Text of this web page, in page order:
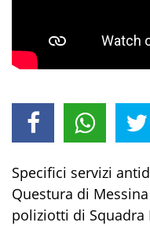
Specifici servizi
Questura di
poliziotti di Squadra